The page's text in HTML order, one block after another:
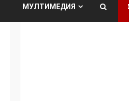
МУЛТИМЕДИЯ